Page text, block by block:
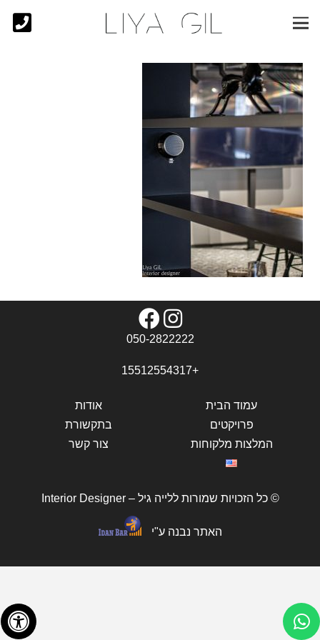
עמוד הבית
אודות
פרויקטים
בתקשורת
המלצות מלקוחות
צור קשר
© כל הזכויות שמורות ללייה גיל – Interior Designer
האתר נבנה ע"י
050-2822222
+15512554317